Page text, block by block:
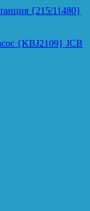
{215/11480}
{KBJ2109} JCB